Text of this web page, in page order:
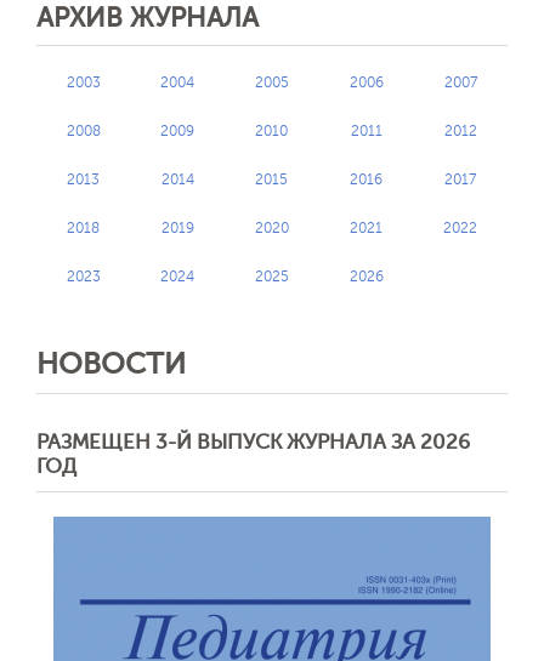
АРХИВ ЖУРНАЛА
2003 2004 2005 2006 2007
2008 2009 2010 2011 2012
2013 2014 2015 2016 2017
2018 2019 2020 2021 2022
2023 2024 2025 2026
НОВОСТИ
РАЗМЕЩЕН 3-Й ВЫПУСК ЖУРНАЛА ЗА 2026
ГОД